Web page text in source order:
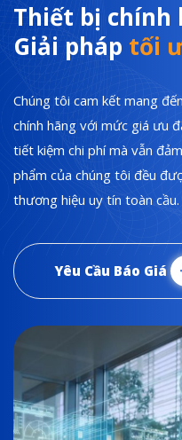
Thiết bị chính
Giải pháp tối
Chúng tôi cam kết mang
chính hãng với mức giá ưu
tiết kiệm chi phí mà vẫn
phẩm của chúng tôi đều
thương hiệu uy tín toàn cầu.
Yêu Cầu Báo Giá